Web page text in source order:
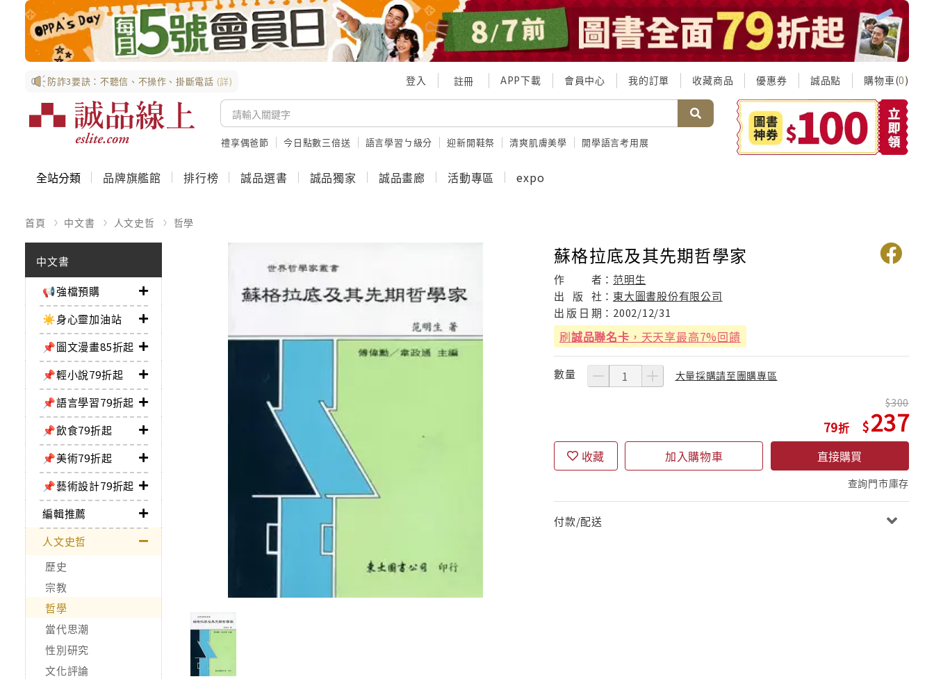
防詐3要訣：不聽信、不操作、掛斷電話 (詳) 登入 註冊 APP下載 會員中心 我的訂單 收藏商品 優惠券 誠品點 購物車(0)
禮享偶爸節 今日點數三倍送 語言學習ㄅ級分 迎新開鞋祭 清爽肌膚美學 開學語言考用展
全站分類 品牌旗艦館 排行榜 誠品選書 誠品獨家 誠品畫廊 活動專區 expo
首頁 中文書 人文史哲 哲學
中文書
📢強檔預購
☀️身心靈加油站
📌圖文漫畫85折起
📌輕小說79折起
📌語言學習79折起
📌飲食79折起
📌美術79折起
📌藝術設計79折起
編輯推薦
人文史哲
歷史
宗教
哲學
當代思潮
性別研究
文化評論
蘇格拉底及其先期哲學家
作 者： 范明生
出
版 社： 東大圖書股份有限公司
出 版 日 期： 2002/12/31
刷誠品聯名卡 ，天天享最高7%回饋
數量 大量採購請至團購專區
79
300
237
收藏 加入購物車 直接購買
查詢門市庫存
付款/配送